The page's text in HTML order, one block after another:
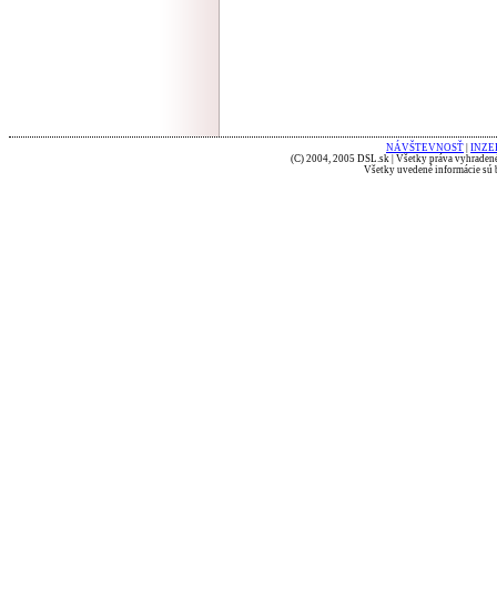
NÁVŠTEVNOSŤ
(C) 2004, 2005 DSL.sk | Všetky práva
Všetky uvedené informácie sú